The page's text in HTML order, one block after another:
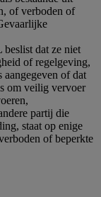
of verboden of
beslist dat ze niet
of regelgeving,
aangegeven of dat
om veilig vervoer
partij die
staat op enige
of beperkte